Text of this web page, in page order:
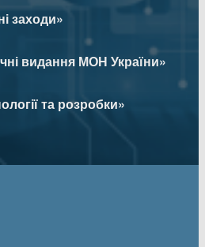
заходи»
видання МОН України»
та розробки»